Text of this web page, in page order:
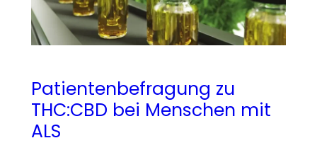
Patientenbefragung zu
THC:CBD bei Menschen mit
ALS